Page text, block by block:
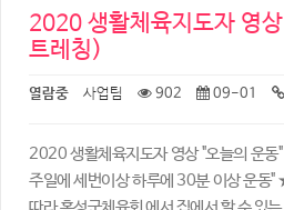
2020 생활체육지도자 영
트레칭)
열람중 사업팀 902 09-01
2020 생활체육지도자 영상 "오늘의 운
주일에 세번이상 하루에 30분 이상 운동